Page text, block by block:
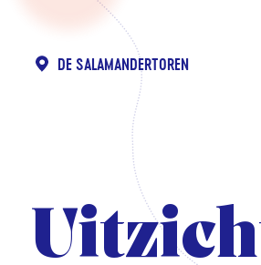
DE SALAMANDERTOREN